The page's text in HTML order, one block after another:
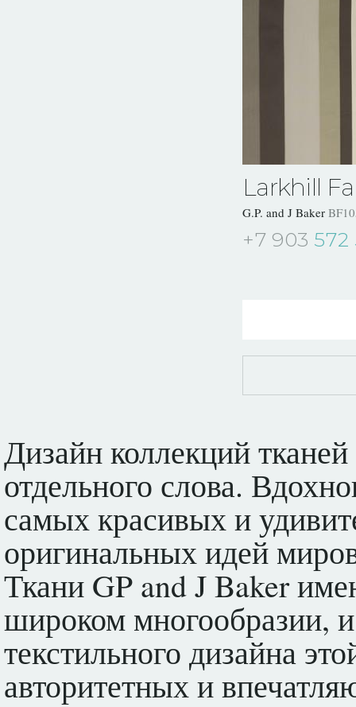
Larkhill
G.P. and J Baker
+7 903 572
Дизайн коллекций
отдельного слова.
самых красивых и
оригинальных идей
Ткани GP and J Baker
широком многообразии,
текстильного дизайна
авторитетных и